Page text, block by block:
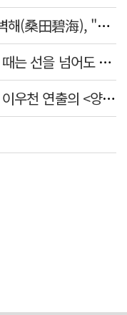
[뉴스로 보는 고사성어]<32>상전벽해(桑田碧海), "뽕나무밭이 푸른 바다가 되었다."
[김종섭의 광고 이야기] 광고를 할 때는 선을 넘어도 좋습니다.
[김건표의 연극리뷰] 오태영 신작, 이우천 연출의 <양은 양순하다>"국민을 온순한 양으로 길들이는 전체주의적 정치의 알레고리"